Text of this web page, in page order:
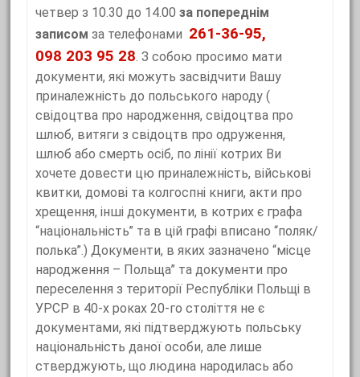
четвер з 10.30 до 14.00за попереднім
записом за телефонами 261-36-95,
098 203 95 28. З собою просимо мати
документи, які можуть засвідчити Вашу
приналежність до польського народу (
свідоцтва про народження, свідоцтва про
шлюб, витяги з свідоцтв про одруження,
шлюб або смерть осіб, по лінії котрих Ви
хочете довести цю приналежність, військові
квитки, домові та колгоспні книги, акти про
хрещення, інші документи, в котрих є графа
“національність” та в цій графі вписано “поляк/
полька”.) Документи, в яких зазначено “місце
народження – Польща” та документи про
переселення з території Республіки Польщі в
УРСР в 40-х роках 20-го століття не є
документами, які підтверджують польську
національність даної особи, але лише
стверджують, що людина народилась або